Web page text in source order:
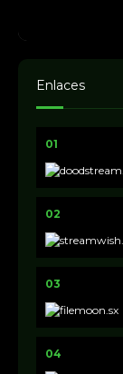
Enlaces
01
02
03
04